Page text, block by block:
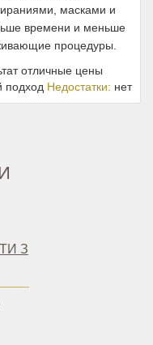
масками и
времени и меньше
процедуры.
отличные цены
подход Недостатки: нет
З